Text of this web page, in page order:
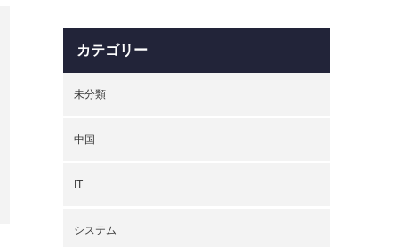
カテゴリー
未分類
中国
IT
システム